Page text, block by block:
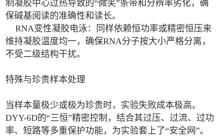
制凝胶中心过热导致的“微笑”条带和分辨率劣化，确
保碱基阅读的准确性和读长。
RNA变性凝胶电泳：同样依赖恒功率或精密恒压来
维持凝胶温度均一，确保RNA分子按大小严格分离，
不受二级结构干扰。
特殊与珍贵样本处理
当样本量极少或极为珍贵时，实验失败成本极高。
DYY-6D的“三恒”精密控制，结合其过压、过流、过功
率、短路等多重保护功能，为实验套上了“安全网”。